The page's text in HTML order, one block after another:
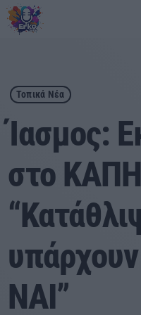
play_arrow ΕΡΚΟ
Αρχική
Εκπομπές
Ειδήσεις
Τοπικά Νέα
Αθλητικά
Τοπικά Νέα
Ίασμος:
στο
ΝΑΙ”